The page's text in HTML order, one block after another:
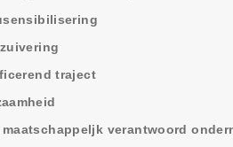
traject
maatschappeljk verantwoord